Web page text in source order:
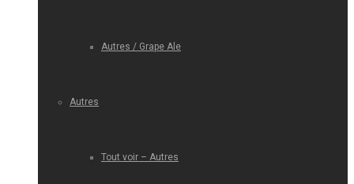
Autres / Grape Ale
Autres
Tout voir – Autres